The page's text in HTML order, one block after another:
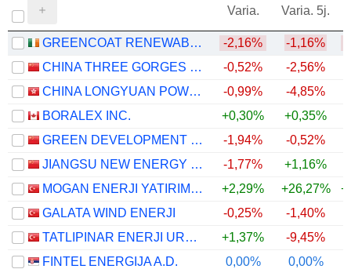
Varia. Varia. 5j.
GREENCOAT RENEWABLES PLC -2,16% -1,16%
CHINA THREE GORGES RENEWABLES (GROUP) CO.,LTD.
-0,52% -2,56%
CHINA LONGYUAN POWER GROUP CORPORATION LIMITED
-0,99% -4,85%
BORALEX INC.
+0,30% +0,35%
GREEN DEVELOPMENT ELECTRICITY GROUP OF TIANJIN CO., LTD.
-1,94% -0,52%
JIANGSU NEW ENERGY DEVELOPMENT CO., LTD.
-1,77% +1,16%
MOGAN ENERJI YATIRIM HOLDING ANONIM SIRKETI
+2,29% +26,27%
GALATA WIND ENERJI
-0,25% -1,40%
TATLIPINAR ENERJI URETIM
+1,37% -9,45%
FINTEL ENERGIJA A.D.
0,00% 0,00%